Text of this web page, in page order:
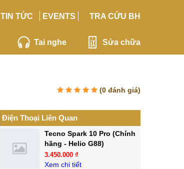
TIN TỨC EVENTS TRA CỨU BH
Tai nghe Sửa chữa
(0 đánh giá)
Điện Thoại Liên Quan
Tecno Spark 10 Pro (Chính
hãng - Helio G88)
3.450.000 ₫
Xem chi tiết